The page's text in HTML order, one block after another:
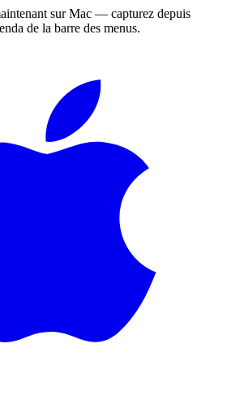
sur Mac — capturez depuis
de la barre des menus.